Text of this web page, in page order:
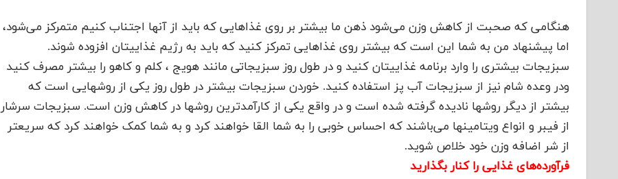
هنگامی که صحبت از کاهش وزن می‌شود ذهن ما بیشتر بر روی غذاهایی که باید از آنها اجتناب کنیم متمرکز می‌شود،
اما پیشنهاد من به شما این است که بیشتر روی غذاهایی تمرکز کنید که باید به رژیم غذاییتان افزوده شوند.
سبزیجات بیشتری را وارد برنامه غذاییتان کنید و در طول روز سبزیجاتی مانند هویج ، کلم و کاهو را بیشتر مصرف کنید
ودر وعده شام نیز از سبزیجات آب پز استفاده کنید. خوردن سبزیجات بیشتر در طول روز یکی از روشهایی است که
بیشتر از دیگر روشها نادیده گرفته شده است و در واقع یکی از کارآمدترین روشها در کاهش وزن است. سبزیجات سرشار
از فیبر و انواع ویتامینها می‌باشند که احساس خوبی را به شما القا خواهند کرد و به شما کمک خواهند کرد که سریعتر
از شر اضافه وزن خود خلاص شوید.
فرآورده‌های غذایی را کنار بگذارید